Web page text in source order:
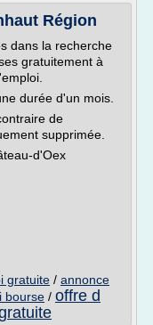
Région
dans la recherche
gratuitement à
durée d'un mois.
de
supprimée.
d'Oex
gratuite / annonce
bourse / offre d